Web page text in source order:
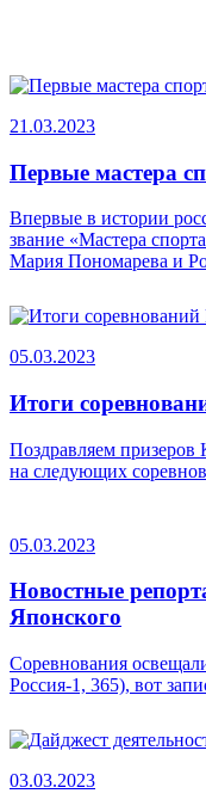
21.03.2023
Первые мастера
Впервые в истории
звание «Мастера
Мария Пономарева и
05.03.2023
Итоги
Поздравляем призеров
на следующих
05.03.2023
Новостные
Японского
Соревнования
Россия-1, 365), вот
03.03.2023